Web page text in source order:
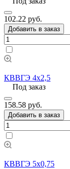
102.22 руб.
Добавить в заказ
КВВГЭ 4х2,5
Под заказ
158.58 руб.
Добавить в заказ
КВВГЭ 5х0,75